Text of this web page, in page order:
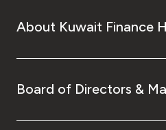
About Kuwait Finance
Board of Directors &